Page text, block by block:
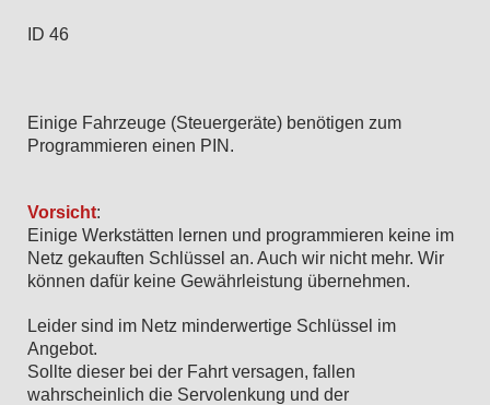
ID 46
Einige Fahrzeuge (Steuergeräte) benötigen zum
Programmieren einen PIN.
Vorsicht:
Einige Werkstätten lernen und programmieren keine im
Netz gekauften Schlüssel an. Auch wir nicht mehr. Wir
können dafür keine Gewährleistung übernehmen.
Leider sind im Netz minderwertige Schlüssel im
Angebot.
Sollte dieser bei der Fahrt versagen, fallen
wahrscheinlich die Servolenkung und der